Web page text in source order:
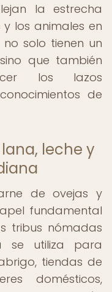
la estrecha
los animales en
no solo tienen un
que también
los lazos
de
leche y
de ovejas y
fundamental
tribus nómadas
se utiliza para
tiendas de
domésticos,